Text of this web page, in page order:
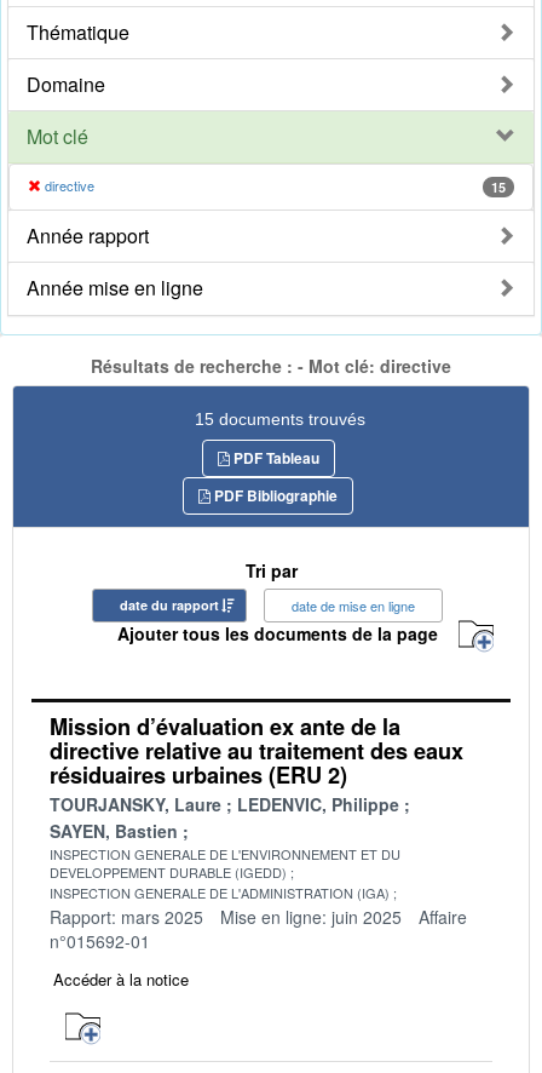
Thématique
Domaine
Mot clé
directive 15
Année rapport
Année mise en ligne
Résultats de recherche : - Mot clé: directive
15 documents trouvés
PDF Tableau
PDF Bibliographie
Tri par
date du rapport date de mise en ligne
Ajouter tous les documents de la page
Mission d’évaluation ex ante de la
directive relative au traitement des eaux
résiduaires urbaines (ERU 2)
TOURJANSKY, Laure
LEDENVIC, Philippe
SAYEN, Bastien
INSPECTION GENERALE DE L'ENVIRONNEMENT ET DU
DEVELOPPEMENT DURABLE (IGEDD)
INSPECTION GENERALE DE L'ADMINISTRATION (IGA)
Rapport: mars 2025 Mise en ligne: juin 2025
Affaire
n°015692-01
Accéder à la notice